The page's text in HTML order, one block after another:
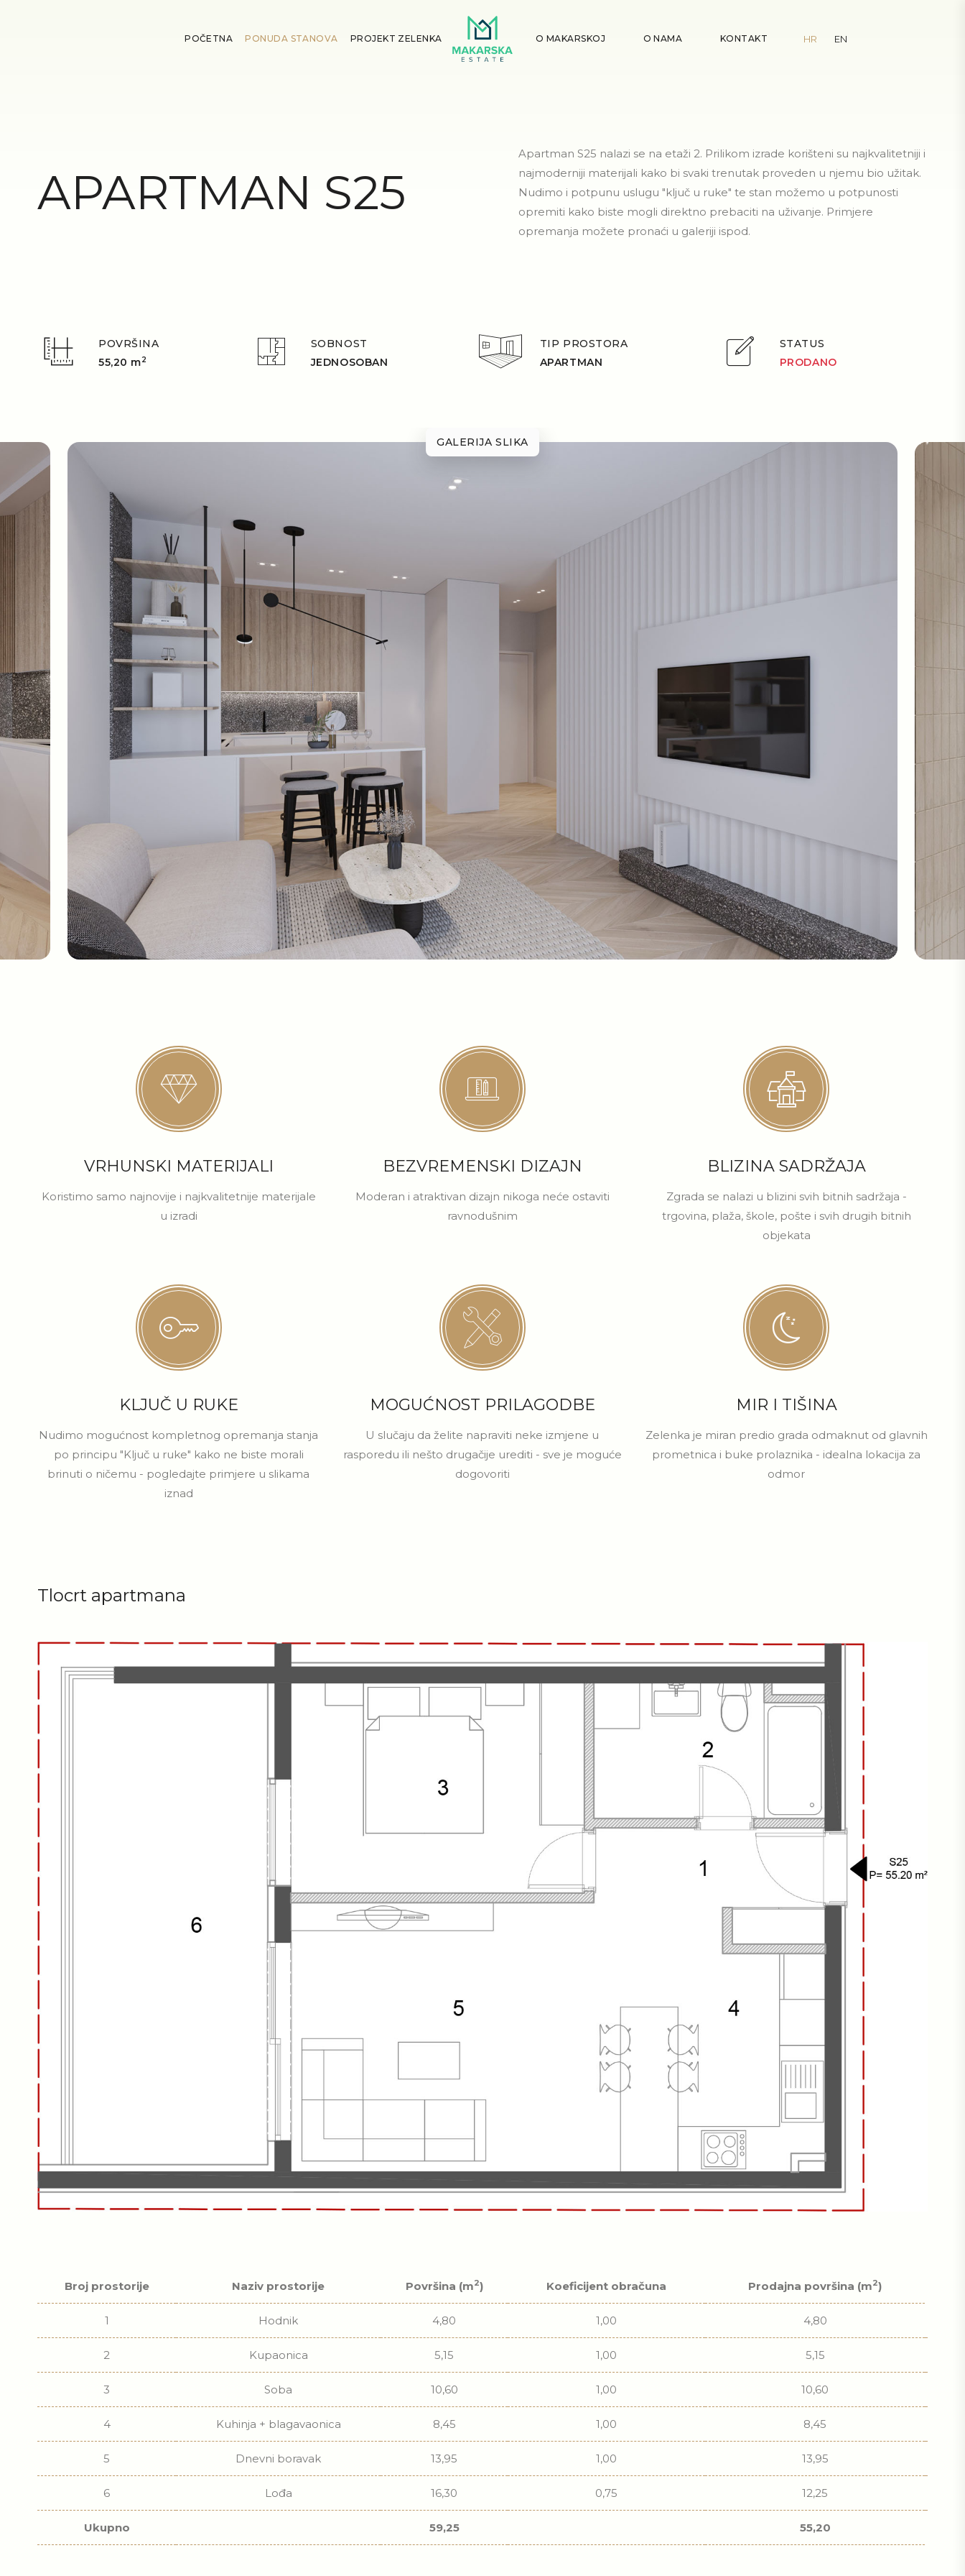
POČETNA PONUDA STANOVA PROJEKT ZELENKA O MAKARSKOJ O NAMA KONTAKT HR EN
APARTMAN S25
Apartman S25 nalazi se na etaži 2. Prilikom izrade korišteni su najkvalitetniji i
najmoderniji materijali kako bi svaki trenutak proveden u njemu bio užitak.
Nudimo i potpunu uslugu "ključ u ruke" te stan možemo u potpunosti
opremiti kako biste mogli direktno prebaciti na uživanje. Primjere
opremanja možete pronaći u galeriji ispod.
POVRŠINA
55,20 m2
SOBNOST
JEDNOSOBAN
TIP PROSTORA
APARTMAN
STATUS
PRODANO
GALERIJA SLIKA
VRHUNSKI MATERIJALI
Koristimo samo najnovije i najkvalitetnije materijale
u izradi
BEZVREMENSKI DIZAJN
Moderan i atraktivan dizajn nikoga neće ostaviti
ravnodušnim
BLIZINA SADRŽAJA
Zgrada se nalazi u blizini svih bitnih sadržaja -
trgovina, plaža, škole, pošte i svih drugih bitnih
objekata
KLJUČ U RUKE
Nudimo mogućnost kompletnog opremanja stanja
po principu "Ključ u ruke" kako ne biste morali
brinuti o ničemu - pogledajte primjere u slikama
iznad
MOGUĆNOST PRILAGODBE
U slučaju da želite napraviti neke izmjene u
rasporedu ili nešto drugačije urediti - sve je moguće
dogovoriti
MIR I TIŠINA
Zelenka je miran predio grada odmaknut od glavnih
prometnica i buke prolaznika - idealna lokacija za
odmor
Tlocrt apartmana
Broj prostorije Naziv prostorije Površina (m2) Koeficijent obračuna Prodajna površina (m2)
1 Hodnik 4,80 1,00 4,80
2 Kupaonica 5,15 1,00 5,15
3 Soba 10,60 1,00 10,60
4 Kuhinja + blagavaonica 8,45 1,00 8,45
5 Dnevni boravak 13,95 1,00 13,95
6 Lođa 16,30 0,75 12,25
Ukupno 59,25 55,20